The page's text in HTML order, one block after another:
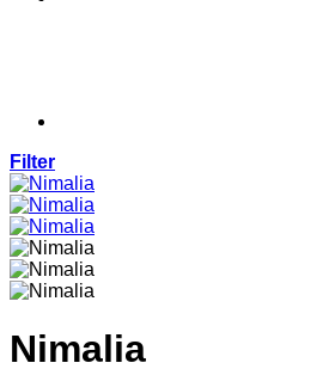
Filter
Nimalia